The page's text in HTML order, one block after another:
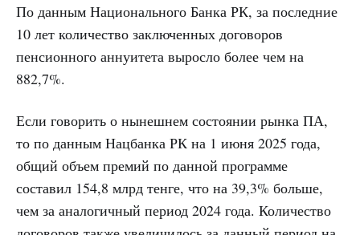
По данным Национального Банка РК, за последние
10 лет количество заключенных договоров
пенсионного аннуитета выросло более чем на
882,7%.
Если говорить о нынешнем состоянии рынка ПА,
то по данным Нацбанка РК на 1 июня 2025 года,
общий объем премий по данной программе
составил 154,8 млрд тенге, что на 39,3% больше,
чем за аналогичный период 2024 года. Количество